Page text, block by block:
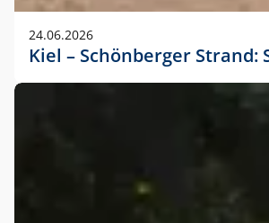
24.06.2026
Kiel – Schönberger